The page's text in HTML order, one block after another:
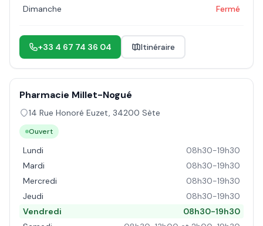
Dimanche
Fermé
+33 4 67 74 36 04 Itinéraire
Pharmacie Millet-Nogué
14 Rue Honoré Euzet, 34200 Sète
Ouvert
Lundi
08h30-19h30
Mardi
08h30-19h30
Mercredi
08h30-19h30
Jeudi
08h30-19h30
Vendredi
08h30-19h30